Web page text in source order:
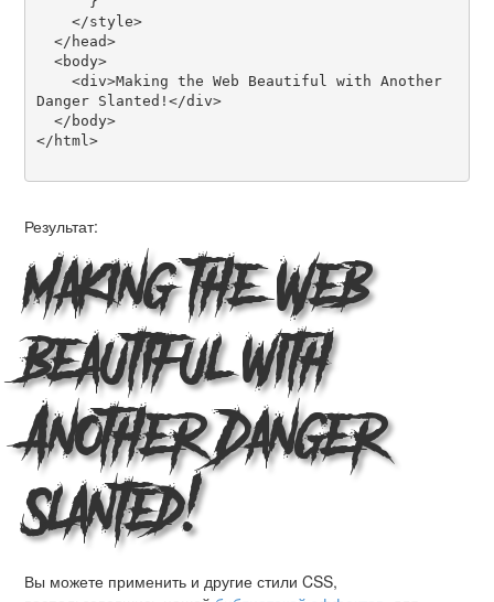
Danger Slanted!</div>
</html>
Результат:
Making the Web
Beautiful with
Another Danger
Slanted!
Вы можете применить и другие стили CSS,